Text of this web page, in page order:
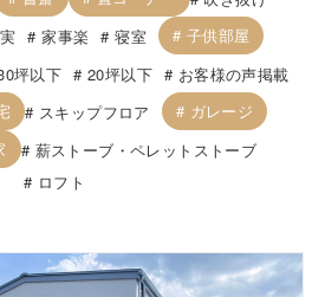
家事楽 寝室
子供部屋
坪以下 20坪以下
お客様の声掲載
スキップフロア
ガレージ
薪ストーブ・ペレットストーブ
ロフト